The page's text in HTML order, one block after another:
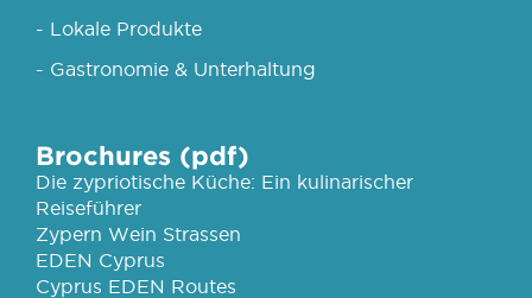
- Lokale Produkte
- Gastronomie & Unterhaltung
Brochures (pdf)
Die zypriotische Küche: Ein kulinarischer
Reiseführer
Zypern Wein Strassen
EDEN Cyprus
Cyprus EDEN Routes